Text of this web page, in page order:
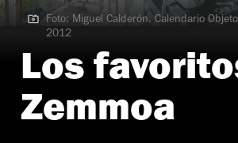
Foto: Miguel Calderón. Calendario Objeto del
Foto: Miguel Calderón. Calendario
2012
Los
Zemmoa